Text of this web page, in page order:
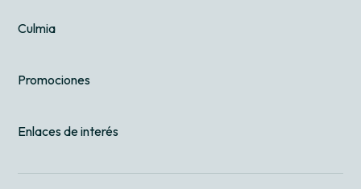
Culmia
Promociones
Enlaces de interés